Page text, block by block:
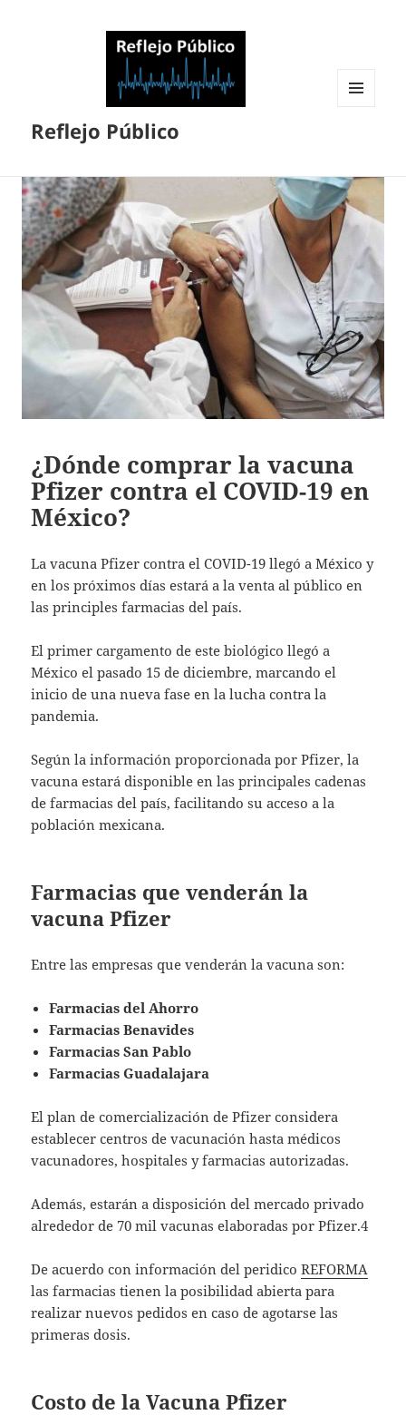
Reflejo Público
¿Dónde comprar la vacuna
Pfizer contra el COVID-19 en
México?
La vacuna Pfizer contra el COVID-19 llegó a México y
en los próximos días estará a la venta al público en
las principles farmacias del país.
El primer cargamento de este biológico llegó a
México el pasado 15 de diciembre, marcando el
inicio de una nueva fase en la lucha contra la
pandemia.
Según la información proporcionada por Pfizer, la
vacuna estará disponible en las principales cadenas
de farmacias del país, facilitando su acceso a la
población mexicana.
Farmacias que venderán la
vacuna Pfizer
Entre las empresas que venderán la vacuna son:
Farmacias del Ahorro
Farmacias Benavides
Farmacias San Pablo
Farmacias Guadalajara
El plan de comercialización de Pfizer considera
establecer centros de vacunación hasta médicos
vacunadores, hospitales y farmacias autorizadas.
Además, estarán a disposición del mercado privado
alrededor de 70 mil vacunas elaboradas por Pfizer.4
De acuerdo con información del peridicoREFORMA
las farmacias tienen la posibilidad abierta para
realizar nuevos pedidos en caso de agotarse las
primeras dosis.
Costo de la Vacuna Pfizer